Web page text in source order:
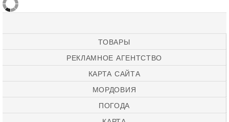
ТОВАРЫ
РЕКЛАМНОЕ АГЕНТСТВО
КАРТА САЙТА
МОРДОВИЯ
ПОГОДА